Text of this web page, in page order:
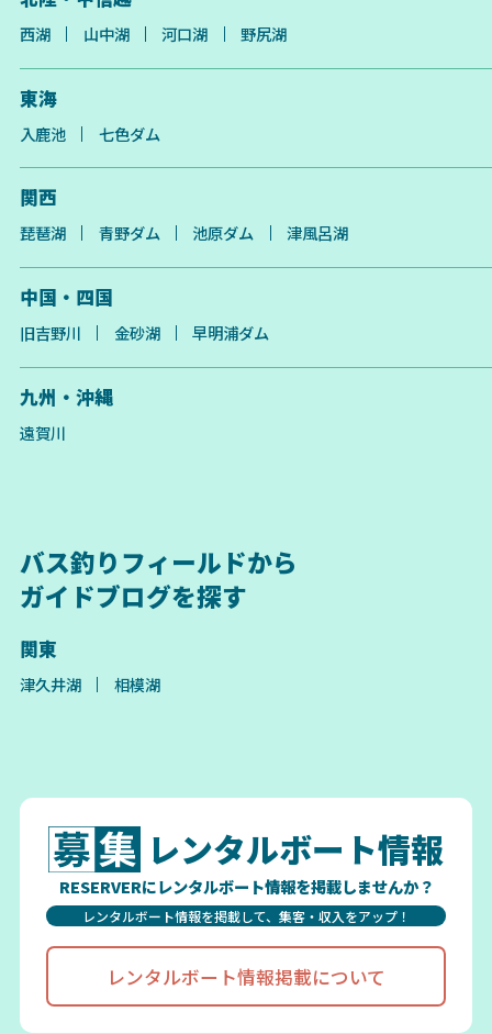
西湖 山中湖 河口湖 野尻湖
東海
入鹿池 七色ダム
関西
琵琶湖 青野ダム 池原ダム 津風呂湖
中国・四国
旧吉野川 金砂湖 早明浦ダム
九州・沖縄
遠賀川
バス釣りフィールドから
ガイドブログを探す
関東
津久井湖 相模湖
レンタルボート情報
RESERVERにレンタルボート情報を掲載しませんか？
レンタルボート情報を掲載して、集客・収入をアップ！
レンタルボート情報掲載について